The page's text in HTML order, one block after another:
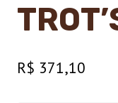
R$ 371,10